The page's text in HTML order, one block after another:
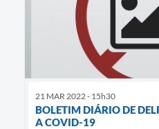
21 MAR 2022 - 15h30
BOLETIM DIÁRIO DE
A COVID-19